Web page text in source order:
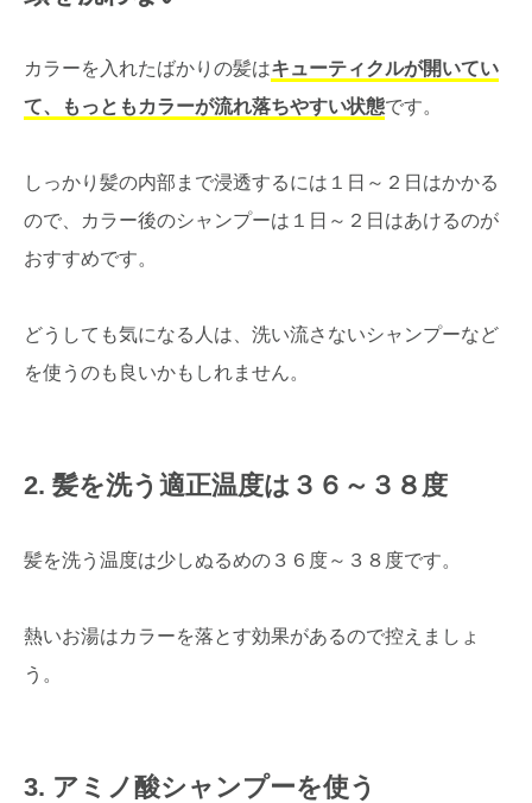
カラーを入れたばかりの髪はキューティクルが開いてい
て、もっともカラーが流れ落ちやすい状態です。
しっかり髪の内部まで浸透するには１日～２日はかかる
ので、カラー後のシャンプーは１日～２日はあけるのが
おすすめです。
どうしても気になる人は、洗い流さないシャンプーなど
を使うのも良いかもしれません。
2. 髪を洗う適正温度は３６～３８度
髪を洗う温度は少しぬるめの３６度～３８度です。
熱いお湯はカラーを落とす効果があるので控えましょ
う。
3. アミノ酸シャンプーを使う